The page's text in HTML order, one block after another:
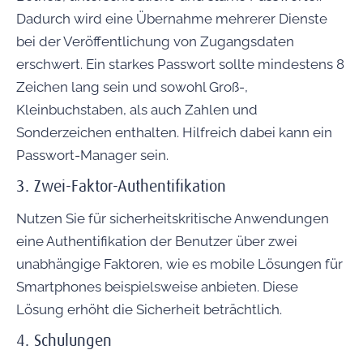
Dadurch wird eine Übernahme mehrerer Dienste
bei der Veröffentlichung von Zugangsdaten
erschwert. Ein starkes Passwort sollte mindestens 8
Zeichen lang sein und sowohl Groß-,
Kleinbuchstaben, als auch Zahlen und
Sonderzeichen enthalten. Hilfreich dabei kann ein
Passwort-Manager sein.
3. Zwei-Faktor-Authentifikation
Nutzen Sie für sicherheitskritische Anwendungen
eine Authentifikation der Benutzer über zwei
unabhängige Faktoren, wie es mobile Lösungen für
Smartphones beispielsweise anbieten. Diese
Lösung erhöht die Sicherheit beträchtlich.
4. Schulungen